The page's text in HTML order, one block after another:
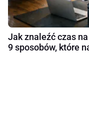
Jak znaleźć czas
9 sposobów, które